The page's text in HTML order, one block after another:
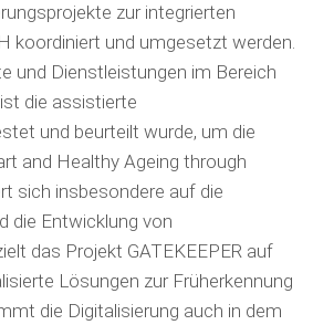
zur integrierten
koordiniert und umgesetzt werden.
und Dienstleistungen im Bereich
die assis­tierte
und beurteilt wurde, um die
and Healthy Ageing through
sich insbesondere auf die
die Ent­wick­lung von
das Projekt GATEKEEPER auf
Lö­sungen zur Früherkennung
die Digitalisierung auch in dem